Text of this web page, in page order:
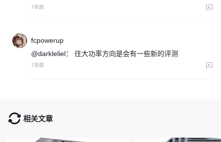
7年前
fcpowerup
@darkleliel：
往大功率方向是会有一些新的评测
7年前
相关文章